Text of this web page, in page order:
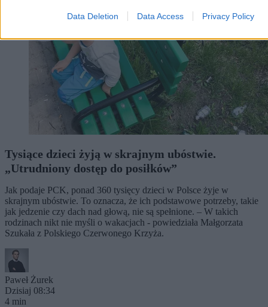
Data Deletion Data Access Privacy Policy
Tysiące dzieci żyją w skrajnym ubóstwie.
„Utrudniony dostęp do posiłków”
Jak podaje PCK, ponad 360 tysięcy dzieci w Polsce żyje w
skrajnym ubóstwie. To oznacza, że ich podstawowe potrzeby, takie
jak jedzenie czy dach nad głową, nie są spełnione. – W takich
rodzinach nikt nie myśli o wakacjach - powiedziała Małgorzata
Szukała z Polskiego Czerwonego Krzyża.
Paweł Żurek
Dzisiaj 08:34
4 min